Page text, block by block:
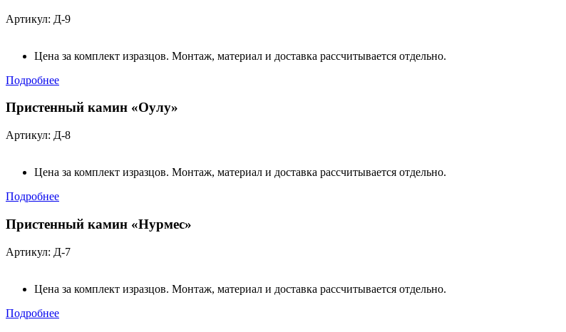
Артикул: Д-9
Цена за комплект изразцов. Монтаж, материал и доставка рассчитывается отдельно.
Подробнее
Пристенный камин «Оулу»
Артикул: Д-8
Цена за комплект изразцов. Монтаж, материал и доставка рассчитывается отдельно.
Подробнее
Пристенный камин «Нурмес»
Артикул: Д-7
Цена за комплект изразцов. Монтаж, материал и доставка рассчитывается отдельно.
Подробнее